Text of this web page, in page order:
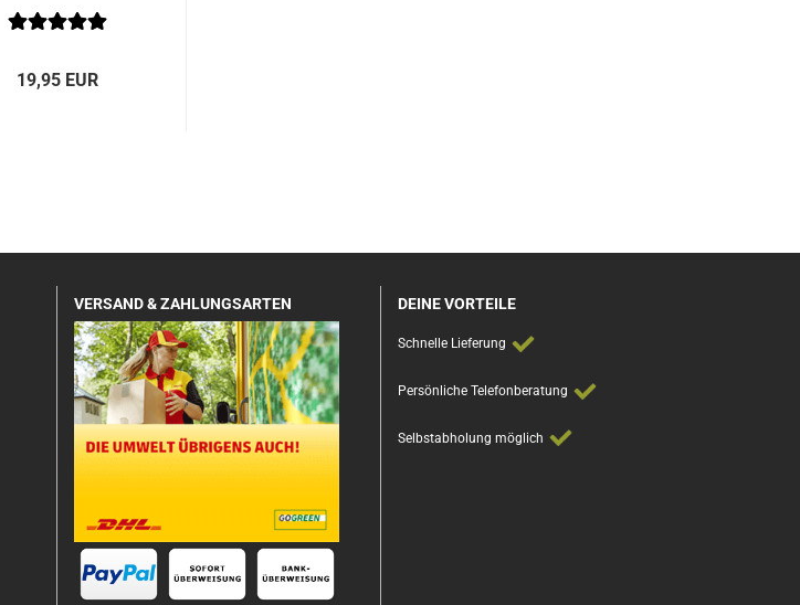
19,95 EUR
VERSAND & ZAHLUNGSARTEN DEINE VORTEILE
Schnelle Lieferung
Persönliche Telefonberatung
Selbstabholung möglich